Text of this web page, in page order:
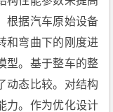
根据汽车原始设备
和弯曲下的刚度进
型。基于整车的整
动态比较。对结构
力。作为优化设计